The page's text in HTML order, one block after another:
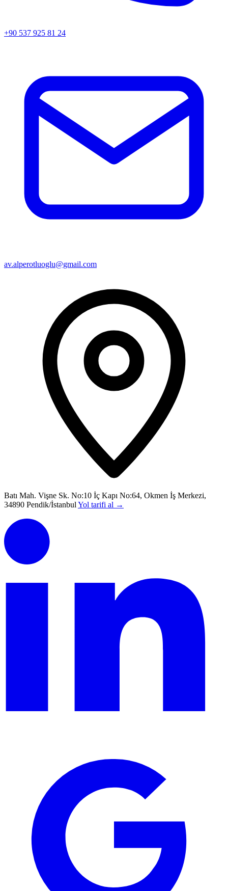
+90 537 925 81 24
av.alperotluoglu@gmail.com
Batı Mah. Vişne Sk. No:10 İç Kapı No:64, Okmen İş Merkezi,
34890 Pendik/İstanbul Yol tarifi al →